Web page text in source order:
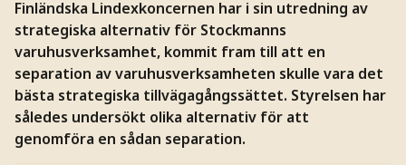
Finländska Lindexkoncernen har i sin utredning av
strategiska alternativ för Stockmanns
varuhusverksamhet, kommit fram till att en
separation av varuhusverksamheten skulle vara det
bästa strategiska tillvägagångssättet. Styrelsen har
således undersökt olika alternativ för att
genomföra en sådan separation.